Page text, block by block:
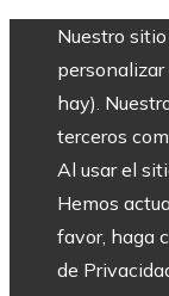
Nuestro
hay).
terceros
Al usar el
Hemos
favor, haga
de